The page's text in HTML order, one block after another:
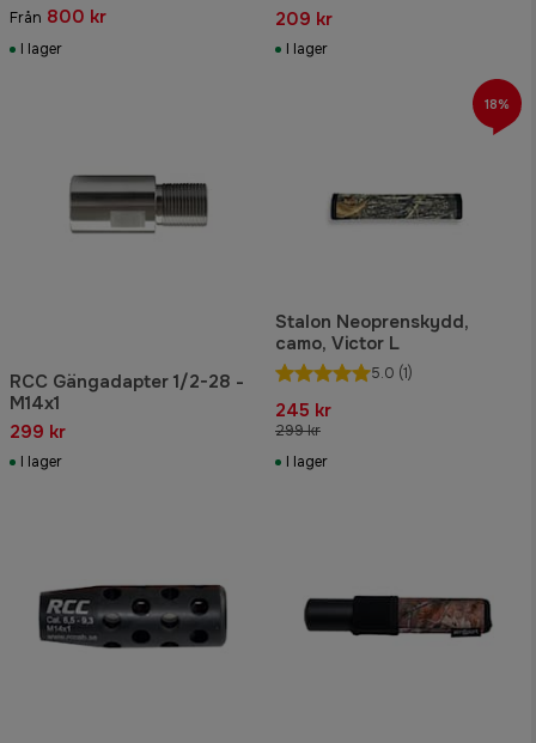
Från 800 kr
I lager
209 kr
I lager
RCC Gängadapter 1/2-28 -
M14x1
299 kr
I lager
Stalon Neoprenskydd,
camo, Victor L
5.0 (1)
245 kr
299 kr
I lager
18%